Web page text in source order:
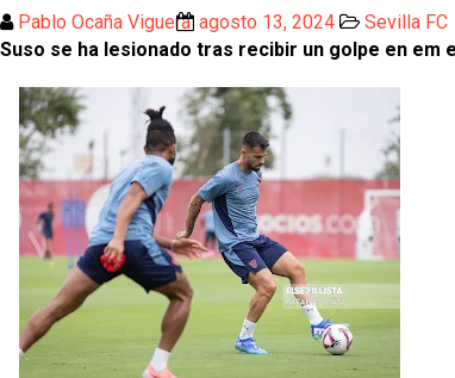
Pablo Ocaña Viguera agosto 13, 2024
Sevilla FC
Suso se ha lesionado tras recibir un golpe en em